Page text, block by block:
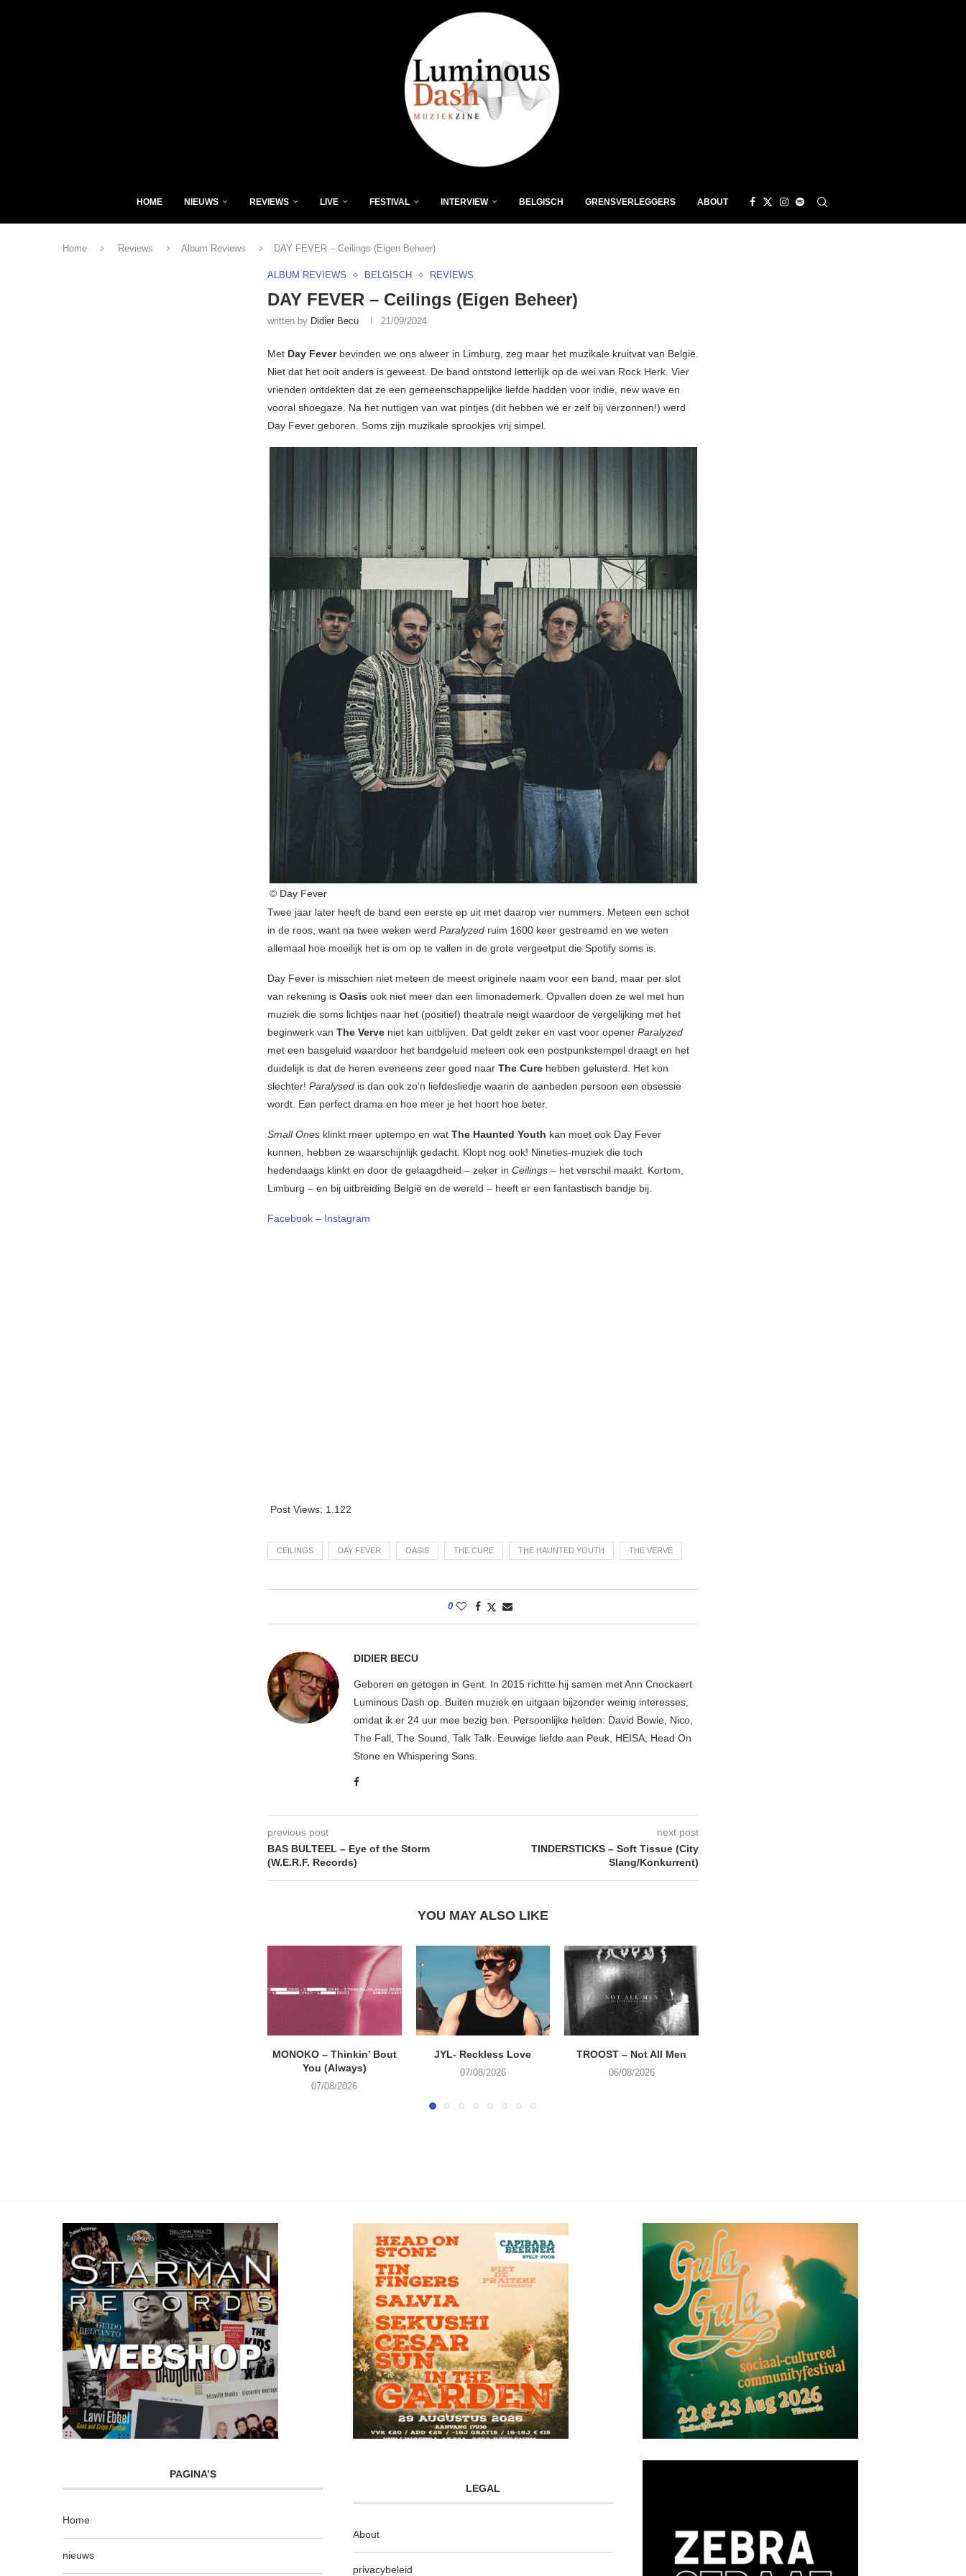
HOME NIEUWS REVIEWS LIVE FESTIVAL INTERVIEW BELGISCH GRENSVERLEGGERS ABOUT
Home Reviews Album Reviews DAY FEVER – Ceilings (Eigen Beheer)
ALBUM REVIEWS BELGISCH REVIEWS
DAY FEVER – Ceilings (Eigen Beheer)
written by Didier Becu 21/09/2024
Met Day Feverbevinden we ons alweer in Limburg, zeg maar het muzikale kruitvat van België.
Niet dat het ooit anders is geweest. De band ontstond letterlijk op de wei van Rock Herk. Vier
vrienden ontdekten dat ze een gemeenschappelijke liefde hadden voor indie, new wave en
vooral shoegaze. Na het nuttigen van wat pintjes (dit hebben we er zelf bij verzonnen!) werd
Day Fever geboren. Soms zijn muzikale sprookjes vrij simpel.
© Day Fever
Twee jaar later heeft de band een eerste ep uit met daarop vier nummers. Meteen een schot
in de roos, want na twee weken werd Paralyzed ruim 1600 keer gestreamd en we weten
allemaal hoe moeilijk het is om op te vallen in de grote vergeetput die Spotify soms is.
Day Fever is misschien niet meteen de meest originele naam voor een band, maar per slot
van rekening is Oasis ook niet meer dan een limonademerk. Opvallen doen ze wel met hun
muziek die soms lichtjes naar het (positief) theatrale neigt waardoor de vergelijking met het
beginwerk van The Verve niet kan uitblijven. Dat geldt zeker en vast voor opener Paralyzed
met een basgeluid waardoor het bandgeluid meteen ook een postpunkstempel draagt en het
duidelijk is dat de heren eveneens zeer goed naar The Cure hebben geluisterd. Het kon
slechter! Paralysed is dan ook zo’n liefdesliedje waarin de aanbeden persoon een obsessie
wordt. Een perfect drama en hoe meer je het hoort hoe beter.
Small Ones klinkt meer uptempo en wat The Haunted Youth kan moet ook Day Fever
kunnen, hebben ze waarschijnlijk gedacht. Klopt nog ook! Nineties-muziek die toch
hedendaags klinkt en door de gelaagdheid – zeker in Ceilings – het verschil maakt. Kortom,
Limburg – en bij uitbreiding België en de wereld – heeft er een fantastisch bandje bij.
Facebook – Instagram
Post Views: 1.122
CEILINGS DAY FEVER OASIS THE CURE THE HAUNTED YOUTH THE VERVE
0
DIDIER BECU
Geboren en getogen in Gent. In 2015 richtte hij samen met Ann Cnockaert
Luminous Dash op. Buiten muziek en uitgaan bijzonder weinig interesses,
omdat ik er 24 uur mee bezig ben. Persoonlijke helden: David Bowie, Nico,
The Fall, The Sound, Talk Talk. Eeuwige liefde aan Peuk, HEISA, Head On
Stone en Whispering Sons.
previous post
BAS BULTEEL – Eye of the Storm
(W.E.R.F. Records)
next post
TINDERSTICKS – Soft Tissue (City
Slang/Konkurrent)
YOU MAY ALSO LIKE
MONOKO – Thinkin’ Bout
You (Always)
07/08/2026
JYL- Reckless Love
07/08/2026
TROOST – Not All Men
06/08/2026
PAGINA’S
Home
nieuws
LEGAL
About
privacybeleid